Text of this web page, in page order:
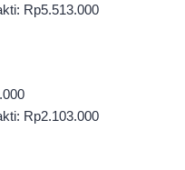
Rp5.513.000
Rp2.103.000